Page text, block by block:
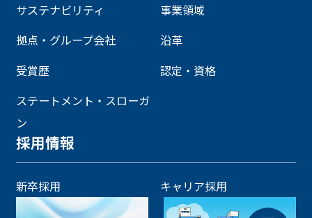
サステナビリティ
事業領域
拠点・グループ会社
沿革
受賞歴
認定・資格
ステートメント・スローガ
ン
採用情報
新卒採用 キャリア採用